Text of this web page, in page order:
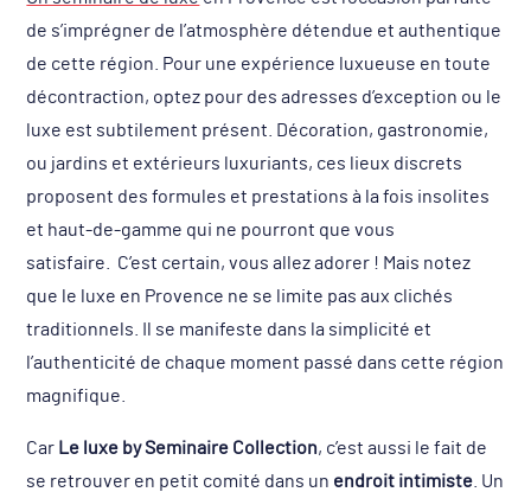
de s’imprégner de l’atmosphère détendue et authentique
de cette région. Pour une expérience luxueuse en toute
décontraction, optez pour des adresses d’exception ou le
luxe est subtilement présent. Décoration, gastronomie,
ou jardins et extérieurs luxuriants, ces lieux discrets
proposent des formules et prestations à la fois insolites
et haut-de-gamme qui ne pourront que vous
satisfaire. C’est certain, vous allez adorer ! Mais notez
que le luxe en Provence ne se limite pas aux clichés
traditionnels. Il se manifeste dans la simplicité et
l’authenticité de chaque moment passé dans cette région
magnifique.
Car Le luxe by Seminaire Collection, c’est aussi le fait de
se retrouver en petit comité dans un endroit intimiste . Un